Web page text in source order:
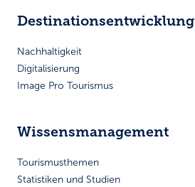
Destinationsentwicklung
Nachhaltigkeit
Digitalisierung
Image Pro Tourismus
Wissensmanagement
Tourismusthemen
Statistiken und Studien